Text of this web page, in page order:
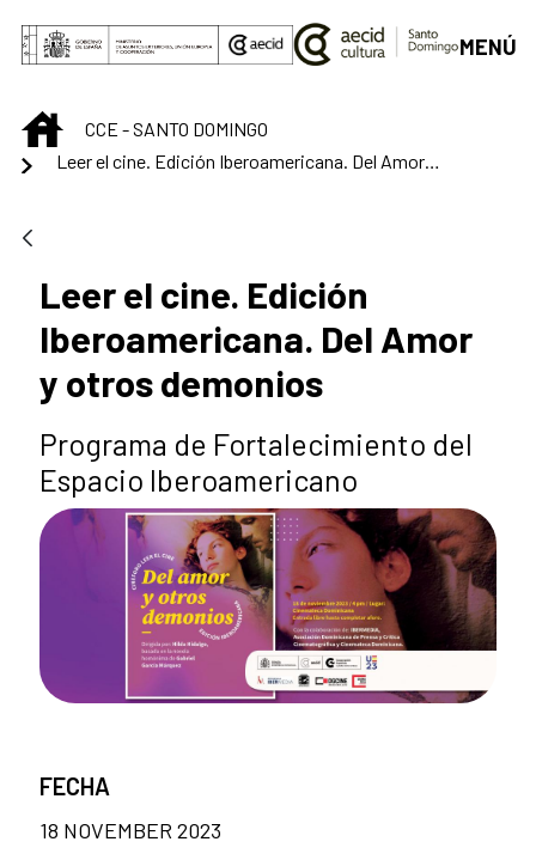
Skip to Main Content
MENÚ
INICIOCCE - SANTO DOMINGO
Leer el cine. Edición Iberoamericana. Del Amor y otros demonios
Leer el cine. Edición
Iberoamericana. Del Amor
y otros demonios
Programa de Fortalecimiento del
Espacio Iberoamericano
FECHA
18 NOVEMBER 2023